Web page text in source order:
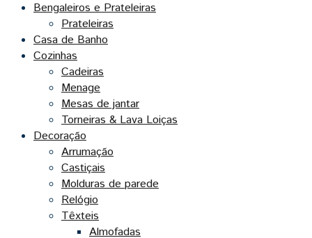
Bengaleiros e Prateleiras
Prateleiras
Casa de Banho
Cozinhas
Cadeiras
Menage
Mesas de jantar
Torneiras & Lava Loiças
Decoração
Arrumação
Castiçais
Molduras de parede
Relógio
Têxteis
Almofadas